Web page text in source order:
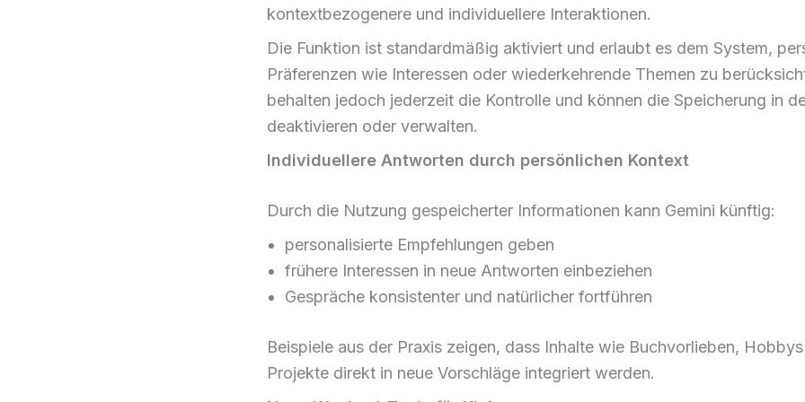
kontextbezogenere und individuellere Interaktionen.
Die Funktion ist standardmäßig aktiviert und erlaubt es dem System,
Präferenzen wie Interessen oder wiederkehrende Themen zu
behalten jedoch jederzeit die Kontrolle und können die Speicherung in
deaktivieren oder verwalten.
Individuellere Antworten durch persönlichen Kontext
Durch die Nutzung gespeicherter Informationen kann Gemini künftig:
personalisierte Empfehlungen geben
frühere Interessen in neue Antworten einbeziehen
Gespräche konsistenter und natürlicher fortführen
Beispiele aus der Praxis zeigen, dass Inhalte wie Buchvorlieben,
Projekte direkt in neue Vorschläge integriert werden.